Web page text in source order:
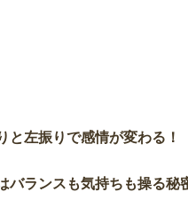
と左振りで感情が変わる！
バランスも気持ちも操る秘